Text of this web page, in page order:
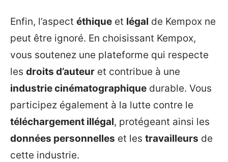
Enfin, l’aspect éthique et légal de Kempox ne
peut être ignoré. En choisissant Kempox,
vous soutenez une plateforme qui respecte
les droits d’auteur et contribue à une
industrie cinématographique durable. Vous
participez également à la lutte contre le
téléchargement illégal, protégeant ainsi les
données personnelles et les travailleurs de
cette industrie.